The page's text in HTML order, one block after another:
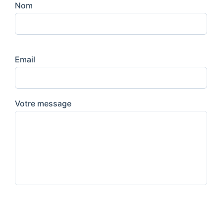
Nom
Email
Votre message